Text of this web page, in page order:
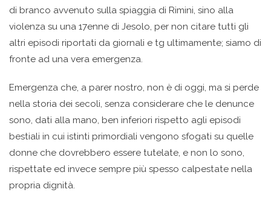
di branco avvenuto sulla spiaggia di Rimini, sino alla
violenza su una 17enne di Jesolo, per non citare tutti gli
altri episodi riportati da giornali e tg ultimamente; siamo di
fronte ad una vera emergenza.
Emergenza che, a parer nostro, non è di oggi, ma si perde
nella storia dei secoli, senza considerare che le denunce
sono, dati alla mano, ben inferiori rispetto agli episodi
bestiali in cui istinti primordiali vengono sfogati su quelle
donne che dovrebbero essere tutelate, e non lo sono,
rispettate ed invece sempre più spesso calpestate nella
propria dignità.